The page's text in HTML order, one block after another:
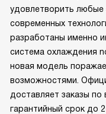
удовлетворить любые
современных
разработаны именно
система охлаждения
новая модель
возможностями.
доставляет заказы
гарантийный срок до